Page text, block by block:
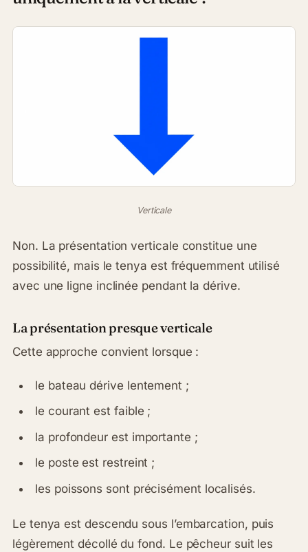
Verticale
Non. La présentation verticale constitue une
possibilité, mais le tenya est fréquemment utilisé
avec une ligne inclinée pendant la dérive.
La présentation presque verticale
Cette approche convient lorsque :
le bateau dérive lentement ;
le courant est faible ;
la profondeur est importante ;
le poste est restreint ;
les poissons sont précisément localisés.
Le tenya est descendu sous l’embarcation, puis
légèrement décollé du fond. Le pêcheur suit les